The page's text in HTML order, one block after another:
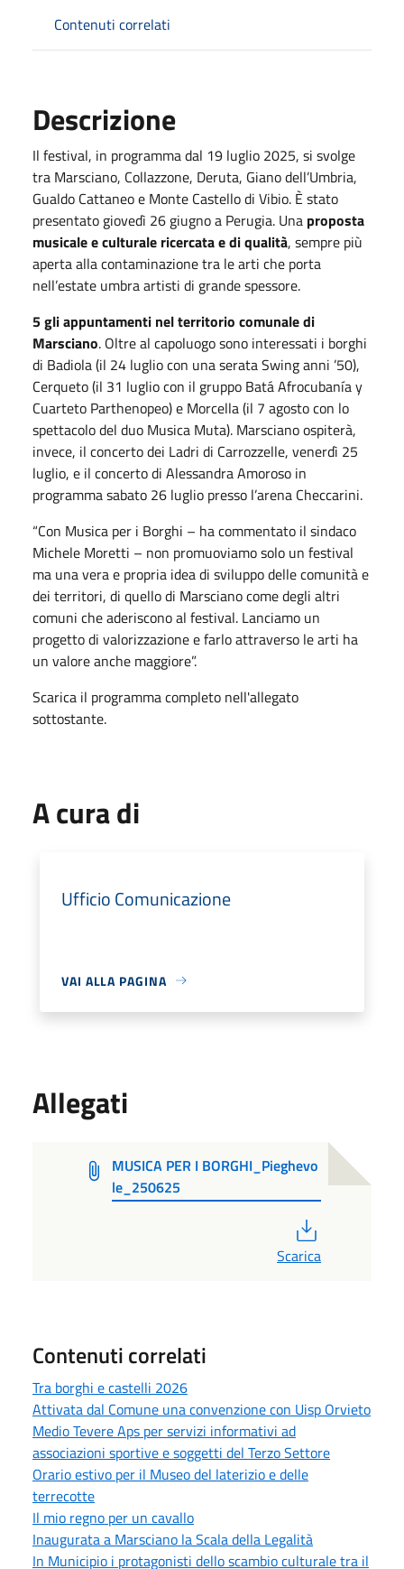
Contenuti correlati
Descrizione
Il festival, in programma dal 19 luglio 2025, si svolge
tra Marsciano, Collazzone, Deruta, Giano dell’Umbria,
Gualdo Cattaneo e Monte Castello di Vibio. È stato
presentato giovedì 26 giugno a Perugia. Una proposta
musicale e culturale ricercata e di qualità, sempre più
aperta alla contaminazione tra le arti che porta
nell’estate umbra artisti di grande spessore.
5 gli appuntamenti nel territorio comunale di
Marsciano. Oltre al capoluogo sono interessati i borghi
di Badiola (il 24 luglio con una serata Swing anni ’50),
Cerqueto (il 31 luglio con il gruppo Batá Afrocubanía y
Cuarteto Parthenopeo) e Morcella (il 7 agosto con lo
spettacolo del duo Musica Muta). Marsciano ospiterà,
invece, il concerto dei Ladri di Carrozzelle, venerdì 25
luglio, e il concerto di Alessandra Amoroso in
programma sabato 26 luglio presso l’arena Checcarini.
“Con Musica per i Borghi – ha commentato il sindaco
Michele Moretti – non promuoviamo solo un festival
ma una vera e propria idea di sviluppo delle comunità e
dei territori, di quello di Marsciano come degli altri
comuni che aderiscono al festival. Lanciamo un
progetto di valorizzazione e farlo attraverso le arti ha
un valore anche maggiore”.
Scarica il programma completo nell'allegato
sottostante.
A cura di
Ufficio Comunicazione
VAI ALLA PAGINA
Allegati
MUSICA PER I BORGHI_Pieghevo
le_250625
Scarica
Contenuti correlati
Tra borghi e castelli 2026
Attivata dal Comune una convenzione con Uisp Orvieto
Medio Tevere Aps per servizi informativi ad
associazioni sportive e soggetti del Terzo Settore
Orario estivo per il Museo del laterizio e delle
terrecotte
Il mio regno per un cavallo
Inaugurata a Marsciano la Scala della Legalità
In Municipio i protagonisti dello scambio culturale tra il